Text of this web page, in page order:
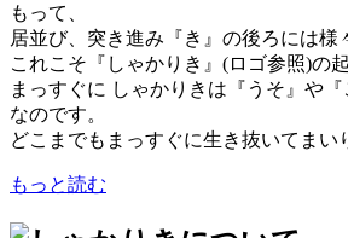
もって、
居並び、突き進み『き』の後ろには様
これこそ『しゃかりき』(ロゴ参照)の
まっすぐに しゃかりきは『うそ』や
なのです。
どこまでもまっすぐに生き抜いてまい
もっと読む